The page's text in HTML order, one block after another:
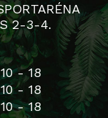
2-3-4.
10 - 18
10 - 18
10 - 18